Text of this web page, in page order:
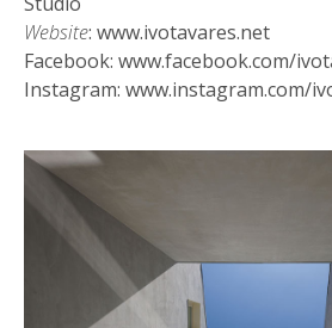
Website: www.ivotavares.net
Facebook: www.facebook.com/
Instagram: www.instagram.com/